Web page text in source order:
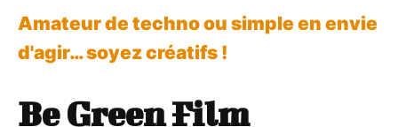
Amateur de techno ou simple en envie
d'agir… soyez créatifs !
Be Green Film